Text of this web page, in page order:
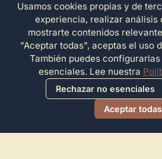
Legales
Política de Privacidad
Política de Cookies
Configuración de Cookies
Términos de Servicio
Contacto
Usamos cookies propias y de
experiencia, realizar análisis
mostrarte contenidos
"Aceptar todas", aceptas el uso
También puedes
esenciales. Lee nuestra
Rechazar no esenciales
Aceptar todas